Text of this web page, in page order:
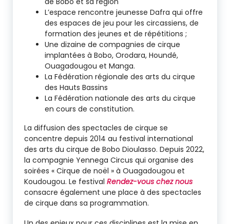
L’espace rencontre jeunesse Dafra qui offre
des espaces de jeu pour les circassiens, de
formation des jeunes et de répétitions ;
Une dizaine de compagnies de cirque
implantées à Bobo, Orodara, Houndé,
Ouagadougou et Manga.
La Fédération régionale des arts du cirque
des Hauts Bassins
La Fédération nationale des arts du cirque
en cours de constitution.
La diffusion des spectacles de cirque se
concentre depuis 2014 au festival international
des arts du cirque de Bobo Dioulasso. Depuis 2022,
la compagnie Yennega Circus qui organise des
soirées « Cirque de noël » à Ouagadougou et
Koudougou. Le festival Rendez-vous chez nous
consacre également une place à des spectacles
de cirque dans sa programmation.